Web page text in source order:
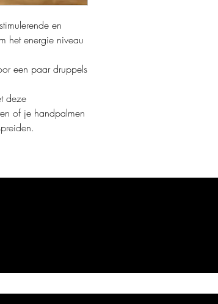
en
het energie niveau
een paar druppels
deze
of je handpalmen